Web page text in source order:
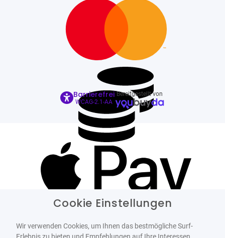
Barrierefrei
WCAG-2.1-AA
Bereitgestellt von
Cookie Einstellungen
Wir verwenden Cookies, um Ihnen das bestmögliche Surf-
Erlebnis zu bieten und Empfehlungen auf Ihre Interessen